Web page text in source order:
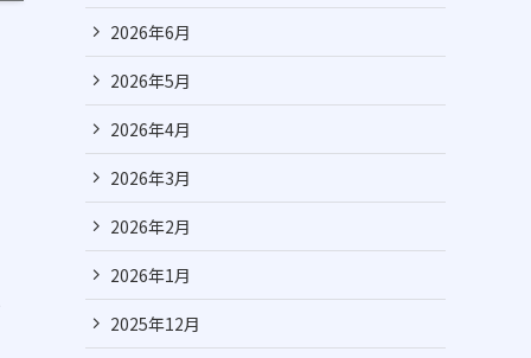
2026年6月
2026年5月
2026年4月
2026年3月
2026年2月
2026年1月
2025年12月